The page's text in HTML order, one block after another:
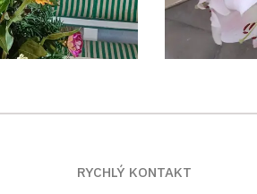
RYCHLÝ KONTAKT